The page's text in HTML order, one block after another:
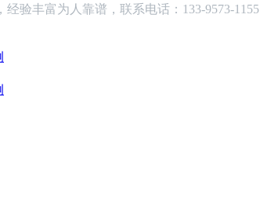
验丰富为人靠谱，联系电话：133-9573-1155